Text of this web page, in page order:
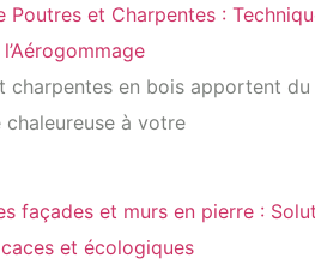
Poutres et Charpentes :
charpentes en bois apportent
chaleureuse à votre
façades et murs en pierre :
et écologiques